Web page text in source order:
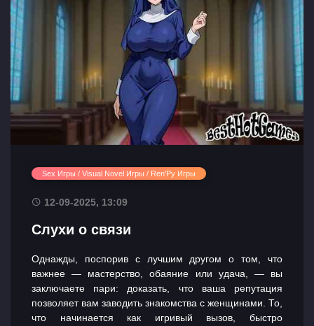
Sex Игры / Visual Novel Игры / Ren'Py Игры
12-09-2025, 13:09
Слухи о связи
Однажды, поспорив с лучшим другом о том, что
важнее — мастерство, обаяние или удача, — вы
заключаете пари: доказать, что ваша репутация
позволяет вам заводить знакомства с женщинами. То,
что начинается как игривый вызов, быстро